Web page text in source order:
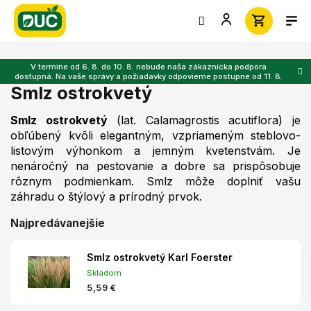
Prejsť
obsah
V termíne od 6. 8. do 10. 8. nebude naša zákaznícka podpora
dostupná. Na vaše správy a požiadavky odpovieme postupne od 11. 8.
Smlz ostrokvetý
Smlz ostrokvetý(lat. Calamagrostis acutiflora) je
obľúbený kvôli elegantným, vzpriameným steblovo-
listovým výhonkom a jemným kvetenstvám. Je
nenáročný na pestovanie a dobre sa prispôsobuje
rôznym podmienkam. Smlz môže doplniť vašu
záhradu o štýlový a prírodný prvok.
Najpredávanejšie
Smlz ostrokvetý Karl Foerster
Skladom
5,59 €